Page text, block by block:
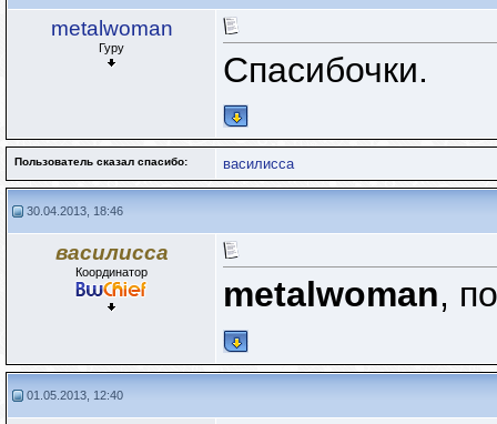
metalwoman
Гуру
Спасибочки.
Пользователь сказал cпасибо: василисса
30.04.2013, 18:46
василисса
Координатор
metalwoman,
01.05.2013, 12:40